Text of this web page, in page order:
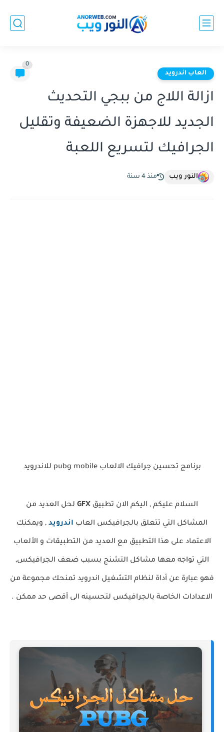
العاب اندرويد
0
ازالة اللاج من ببجي التحديث
الجديد للاجهزة الضعيفة وتقليل
الجرافيك لتسريع اللعبة
النور ويب منذ 4 سنة
برنامج تحسين جرافيك الالعاب pubg mobile للاندرويد
السلام عليكم , اليكم الان تطبيق GFX لحل العديد من
المشاكل التي تتعلق بالجرافيكس العاب اندرويد , ويمكنك
الاعتماد على هذا التطبيق مع العديد من التطبيقات و الألعاب
التي تواجه معها مشاكل التشنج بسبب ضعف الجرافيكس,
فهو عبارة عن أداة لنظام التشغيل اندرويد تمنحك مجموعة من
الاعدادات الخاصة بالجرافيكس لتحسينه الى أقصى حد ممكن .